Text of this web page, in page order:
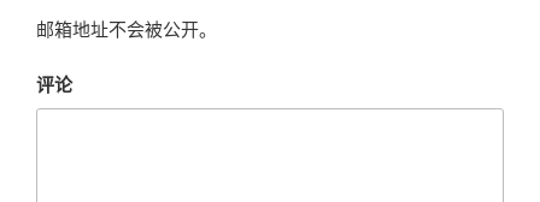
邮箱地址不会被公开。
评论